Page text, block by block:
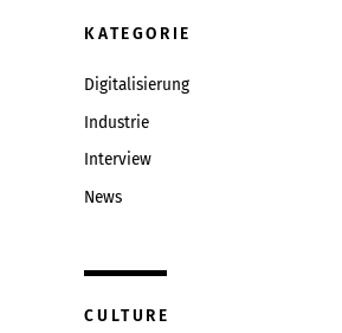
KATEGORIE
Digitalisierung
Industrie
Interview
News
CULTURE